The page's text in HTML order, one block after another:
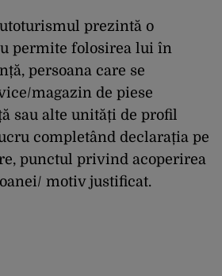
prezintă o
permite folosirea lui în
persoana care se
magazin de piese
sau alte unități de profil
completând declarația pe
punctul privind acoperirea
motiv justificat.